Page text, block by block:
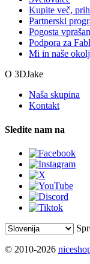
Kupite več,
Partnerski
Pogosta
Podpora za
Mi in naše
O 3DJake
Naša skupina
Kontakt
Sledite nam na
© 2010-2026